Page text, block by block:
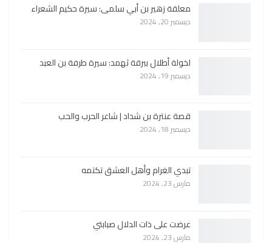
معلقة زهير بن أبي سلمى: سيرة حكيم الشعراء
ديسمبر 20, 2024
لخولة أطلال ببرقة ثهمد: سيرة طرفة بن العبد
ديسمبر 19, 2024
قصة عنترة بن شداد | شاعر الحرب والحب
ديسمبر 18, 2024
تبدي الغرام وأهل العشق تكتمه
مارس 23, 2024
عرضت على ذات الدلال صبابتي
مارس 23, 2024